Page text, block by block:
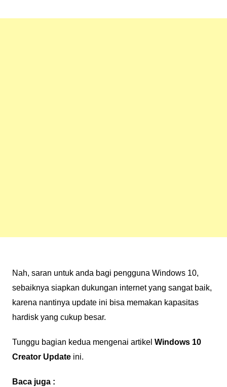
Nah, saran untuk anda bagi pengguna Windows 10,
sebaiknya siapkan dukungan internet yang sangat baik,
karena nantinya update ini bisa memakan kapasitas
hardisk yang cukup besar.
Tunggu bagian kedua mengenai artikel Windows 10
Creator Update ini.
Baca juga :